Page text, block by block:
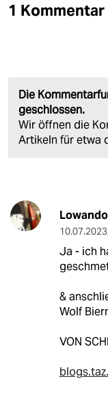
1 Kommentar
Die
geschlossen.
Wir öffnen die
Artikeln für etwa
10.07.2023,
Ja - ich
&
Wolf
VON